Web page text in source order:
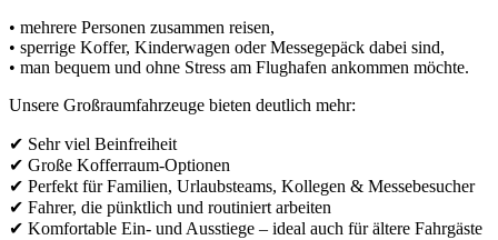
• mehrere Personen zusammen reisen,
• sperrige Koffer, Kinderwagen oder Messegepäck dabei sind,
• man bequem und ohne Stress am Flughafen ankommen möchte.
Unsere Großraumfahrzeuge bieten deutlich mehr:
✔ Sehr viel Beinfreiheit
✔ Große Kofferraum-Optionen
✔ Perfekt für Familien, Urlaubsteams, Kollegen & Messebesucher
✔ Fahrer, die pünktlich und routiniert arbeiten
✔ Komfortable Ein- und Ausstiege – ideal auch für ältere Fahrgäste